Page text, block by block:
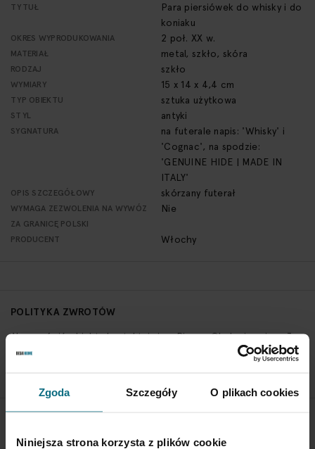
Zgoda Szczegóły O plikach cookies
Niniejsza strona korzysta z plików cookie
Więcej
TYTUŁ
Para piersiówek do whisky i do
koniaku
OKRES WYPRODUKOWANIA 2 poł. XX w.
MATERIAŁ metal, szkło, skóra
RODZAJ szkło
WYMIARY 15 x 14 x 4,4 cm
TYP OBIEKTU sztuka użytkowa
STYL antyki
SYGNATURA
na futerale napis: 'Whisky' i
'Cognac', na spodzie:
'GENUINE HIDE | MADE IN
ITALY'
OPIS SZCZEGÓŁOWY skórzany futerał
WYMAGA ZEZWOLENIA NA WYWÓZ
ZA GRANICĘ POLSKI
Nie
PRODUCENT Włochy
POLITYKA ZWROTÓW
Aby zwrócić obiekt skontaktuj się z Biurem Obsługi w ciągu 3
dni od otrzymania przesyłki